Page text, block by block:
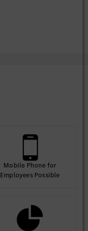
Mobile Phone for
Employees Possible